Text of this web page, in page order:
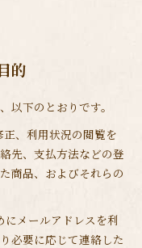
的
以下のとおりです。
、利用状況の閲覧を
先、支払方法などの登
商品、およびそれらの
メールアドレスを利
必要に応じて連絡した